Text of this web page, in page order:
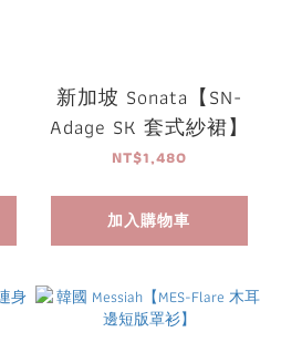
新加坡 Sonata【SN-
Adage SK 套式紗裙】
NT$1,480
加入購物車